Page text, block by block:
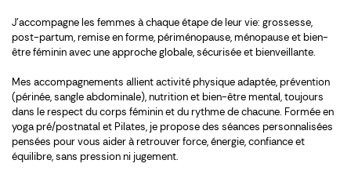
J’accompagne les femmes à chaque étape de leur vie: grossesse,
post-partum, remise en forme, périménopause, ménopause et bien-
être féminin avec une approche globale, sécurisée et bienveillante.
Mes accompagnements allient activité physique adaptée, prévention
(périnée, sangle abdominale), nutrition et bien-être mental, toujours
dans le respect du corps féminin et du rythme de chacune. Formée en
yoga pré/postnatal et Pilates, je propose des séances personnalisées
pensées pour vous aider à retrouver force, énergie, confiance et
équilibre, sans pression ni jugement.